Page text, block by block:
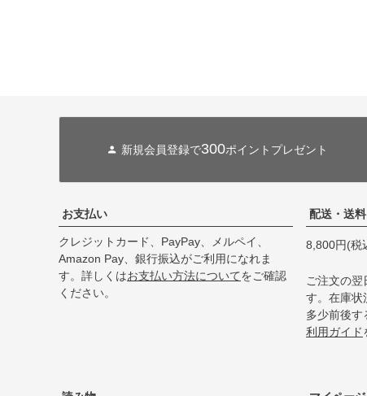
新規会員登録で300ポイントプレゼント
お支払い
クレジットカード、PayPay、メルペイ、
Amazon Pay、銀行振込がご利用になれま
す。詳しくはお支払い方法についてをご確認
ください。
配送・送料
8,800円(税
ご注文の翌
す。在庫状
多少前後す
利用ガイド